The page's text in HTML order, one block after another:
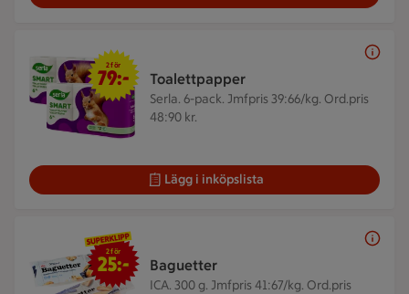
Toalettpapper
Serla. 6-pack. Jmfpris 39:66/kg. Ord.pris
48:90 kr.
2 för 79 kr
2 för
79:-
Lägg i inköpslista
Baguetter
ICA. 300 g. Jmfpris 41:67/kg. Ord.pris
2 för 25 kr
2 för
25:-